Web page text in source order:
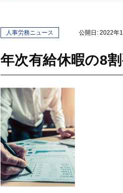
人事労務ニュース 公開日: 2022年
年次有給休暇の8